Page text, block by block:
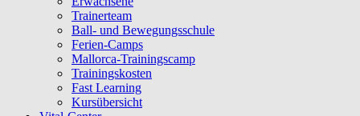
Trainerteam
Ball- und Bewegungsschule
Ferien-Camps
Mallorca-Trainingscamp
Trainingskosten
Fast Learning
Kursübersicht